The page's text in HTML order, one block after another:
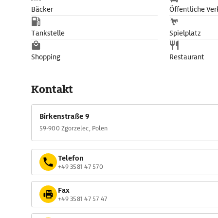
Bäcker Öffentliche
Tankstelle Spielplatz
Shopping Restaurant
Kontakt
Birkenstraße 9
59-900 Zgorzelec, Polen
Telefon
+49 3581 47 570
Fax
+49 3581 47 57 47